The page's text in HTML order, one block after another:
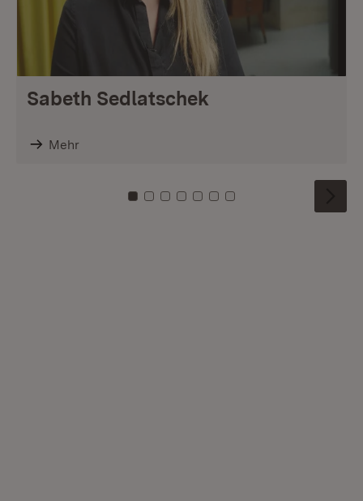
Sabeth Sedlatschek
Mehr
Zu Kachel: 0
Zu Kachel: 1
Zu Kachel: 2
Zu Kachel: 3
Zu Kachel: 4
Zu Kachel: 5
Zu Kachel: 6